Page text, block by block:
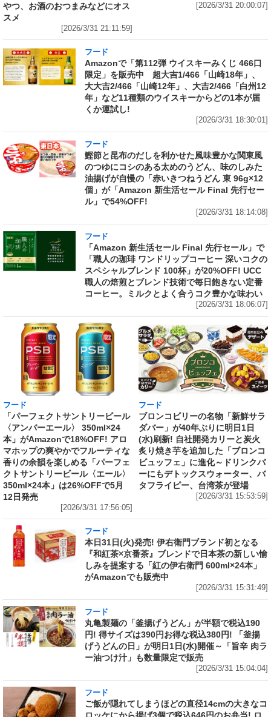
やつ、お酒のおつまみなどにオス
スメ
[2026/3/31 21:11:59]
[2026/3/31 20:00:07]
フード
Amazonで「第112弾 ウイスキーみくじ 466口
限定」を販売中 超大吉1/466「山崎18年」、
大大吉2/466「山崎12年」、大吉2/466「白州12
年」など11種類のウイスキーからどの1本が届
くか運試し!
[2026/3/31 18:30:01]
フード
鰹節と昆布のだしを利かせた風味豊かな関東風
のつゆにコシのある太めのうどん、味のしみた
油揚げが自慢の「赤いきつねうどん 東 96g×12
個」が「Amazon 新生活セール Final 先行セー
ル」で54%OFF!
[2026/3/31 18:14:08]
フード
「Amazon 新生活セール Final 先行セール」で
「職人の珈琲 ワンドリップコーヒー 深いコクの
スペシャルブレンド 100杯」が20%OFF! UCC
職人の焙煎とブレンド技術で毎日飽きない定番
コーヒー。ミルクとよく合うコク豊かな味わい
[2026/3/31 18:06:07]
フード
「パーフェクトサントリービール
〈アンバーエール〉 350ml×24
本」がAmazonで18%OFF! アロ
マホップの爽やかでフルーティな
香りの余韻を楽しめる「パーフェ
クトサントリービール〈エール〉
350ml×24本」は26%OFFで5月
12日発売
[2026/3/31 17:56:05]
フード
ブロンコビリーの名物「新鮮サラ
ダバー」が40年ぶりに明日1日
(水)刷新! 自社開発カリーと炭火
炙り焼き芋を追加した「ブロンコ
ビュッフェ」に進化～ドリンクバ
ーにもデトックスウォーター、バ
タフライピー、台湾茶が登場
[2026/3/31 15:53:59]
フード
本日31日(火)発売! 伊右衛門ブランド初となる
『和紅茶×京番茶』ブレンドで日本茶の新しい愉
しみを提案する「紅の伊右衛門 600ml×24本」
がAmazonでも販売中
[2026/3/31 15:31:49]
フード
丸亀製麺の「釜揚げうどん」が半額で税込190
円! 得サイズは390円お得な税込380円! 「釜揚
げうどんの日」が明日1日(水)開催～「旨辛 肉ラ
ー油つけ汁」も数量限定で販売
[2026/3/31 15:04:04]
フード
ご飯が隠れてしまうほどの直径14cmの大きなコ